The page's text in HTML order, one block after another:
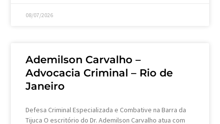
08/07/2026
Ademilson Carvalho –
Advocacia Criminal – Rio de
Janeiro
Defesa Criminal Especializada e Combative na Barra da
Tijuca O escritório do Dr. Ademilson Carvalho atua com